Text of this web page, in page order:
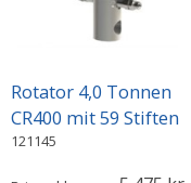
Rotator 4,0 Tonnen
CR400 mit 59 Stiften
121145